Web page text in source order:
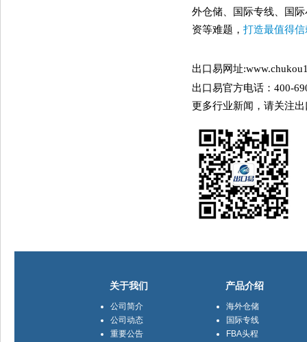
外仓储、国际专线、国
资等难题， 打造最值得
出口易网址:
出口易官方电话：400-
更多行业新闻，请关注
关于我们
公司简介
公司动态
重要公告
产品介绍
海外仓储
国际专线
FBA头程